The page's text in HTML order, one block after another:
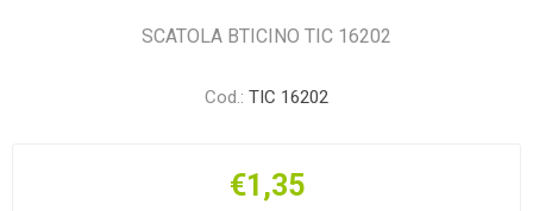
SCATOLA BTICINO TIC 16202
Cod.: TIC 16202
€1,35